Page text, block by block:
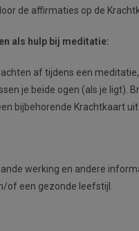
de affirmaties op de
als hulp bij meditatie:
af tijdens een
je beide ogen (als je ligt).
bijbehorende Krachtkaart
werking en andere
of een gezonde leefstijl.